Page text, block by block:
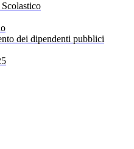
dei dipendenti pubblici